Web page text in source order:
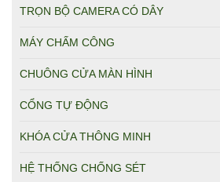
TRỌN BỘ CAMERA CÓ DÂY
MÁY CHẤM CÔNG
CHUÔNG CỬA MÀN HÌNH
CỔNG TỰ ĐỘNG
KHÓA CỬA THÔNG MINH
HỆ THỐNG CHỐNG SÉT